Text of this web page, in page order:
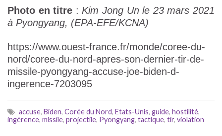
Photo en titre : Kim Jong Un le 23 mars 2021
à Pyongyang, (EPA-EFE/KCNA)
https://www.ouest-france.fr/monde/coree-du-
nord/coree-du-nord-apres-son-dernier-tir-de-
missile-pyongyang-accuse-joe-biden-d-
ingerence-7203095
accuse, Biden, Corée du Nord, Etats-Unis, guide, hostilité,
ingérence, missile, projectile, Pyongyang, tactique, tir, violation